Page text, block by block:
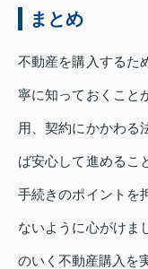
まとめ
不動産を購入するた
寧に知っておくこと
用、契約にかかわる
ば安心して進めるこ
手続きのポイントを
ないように心がけま
のいく不動産購入を